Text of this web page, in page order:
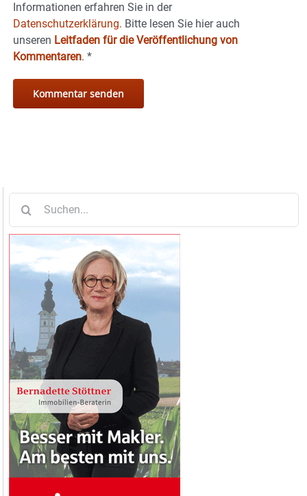
Informationen erfahren Sie in der
Datenschutzerklärung. Bitte lesen Sie hier auch
unseren Leitfaden für die Veröffentlichung von
Kommentaren. *
nach: